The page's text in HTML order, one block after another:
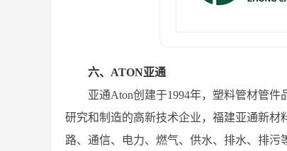
六、ATON亚通
亚通Aton创建于1994年，塑料管材管
研究和制造的高新技术企业，福建亚通新材
路、通信、电力、燃气、供水、排水、排